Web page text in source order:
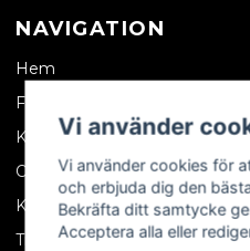
NAVIGATION
Hem
Företagskund
Kontakta oss
Om oss
Köpvillkor
Tips & trix
Vi använder
Vi använder cookies för
och erbjuda dig den
Bekräfta ditt samtycke
Acceptera alla eller